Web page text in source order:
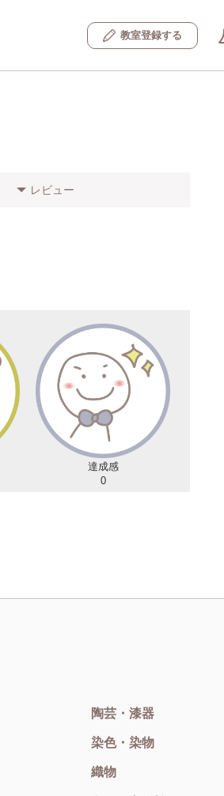
教室登録する
レビュー
達成感
0
陶芸・漆器
染色・染物
織物